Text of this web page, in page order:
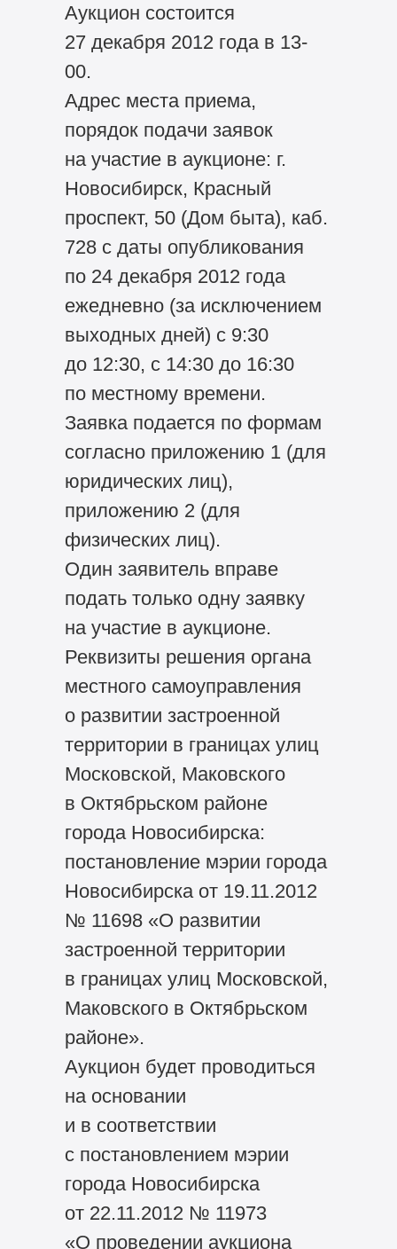
Аукцион состоится
27 декабря 2012 года в 13-
00.
Адрес места приема,
порядок подачи заявок
на участие в аукционе: г.
Новосибирск, Красный
проспект, 50 (Дом быта), каб.
728 с даты опубликования
по 24 декабря 2012 года
ежедневно (за исключением
выходных дней) с 9:30
до 12:30, с 14:30 до 16:30
по местному времени.
Заявка подается по формам
согласно приложению 1 (для
юридических лиц),
приложению 2 (для
физических лиц).
Один заявитель вправе
подать только одну заявку
на участие в аукционе.
Реквизиты решения органа
местного самоуправления
о развитии застроенной
территории в границах улиц
Московской, Маковского
в Октябрьском районе
города Новосибирска:
постановление мэрии города
Новосибирска от 19.11.2012
№ 11698 «О развитии
застроенной территории
в границах улиц Московской,
Маковского в Октябрьском
районе».
Аукцион будет проводиться
на основании
и в соответствии
с постановлением мэрии
города Новосибирска
от 22.11.2012 № 11973
«О проведении аукциона